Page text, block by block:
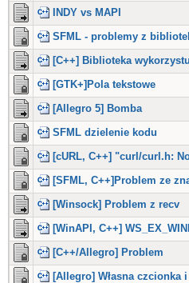
INDY vs MAPI
SFML - problemy z
[C++] Biblioteka
[GTK+]Pola tekstowe
[Allegro 5] Bomba
SFML dzielenie kodu
[cURL, C++] "curl/curl.h:
[SFML, C++]Problem ze
[Winsock] Problem z recv
[WinAPI, C++]
[C++/Allegro] Problem
[Allegro] Własna czcionka